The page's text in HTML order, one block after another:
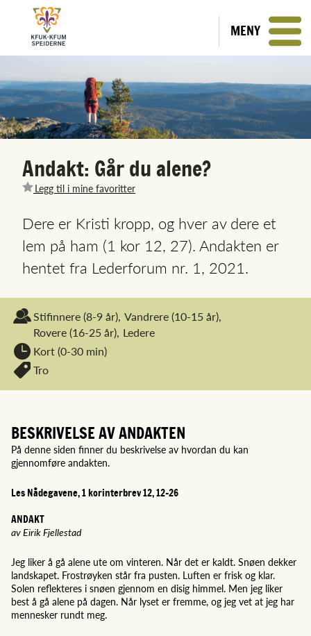
MENY
Andakt: Går du alene?
Legg til i mine favoritter
Dere er Kristi kropp, og hver av dere et
lem på ham (1 kor 12, 27). Andakten er
hentet fra Lederforum nr. 1, 2021.
Stifinnere(8-9 år), Vandrere(10-15 år),
Rovere(16-25 år), Ledere
Kort (0-30 min)
Tro
BESKRIVELSE AV ANDAKTEN
På denne siden finner du beskrivelse av hvordan du kan
gjennomføre andakten.
Les Nådegavene, 1 korinterbrev 12, 12-26
ANDAKT
av Eirik Fjellestad
Jeg liker å gå alene ute om vinteren. Når det er kaldt. Snøen dekker
landskapet. Frostrøyken står fra pusten. Luften er frisk og klar.
Solen reflekteres i snøen gjennom en disig himmel. Men jeg liker
best å gå alene på dagen. Når lyset er fremme, og jeg vet at jeg har
mennesker rundt meg.